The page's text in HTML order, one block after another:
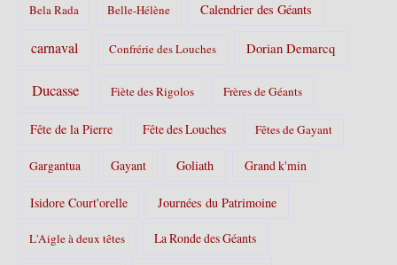
Bela Rada Belle-Hélène Calendrier des Géants
carnaval Confrérie des Louches Dorian Demarcq
Ducasse Fiète des Rigolos Frères de Géants
Fête de la Pierre Fête des Louches Fêtes de Gayant
Gargantua Gayant Goliath Grand k'min
Isidore Court'orelle Journées du Patrimoine
L'Aigle à deux têtes La Ronde des Géants